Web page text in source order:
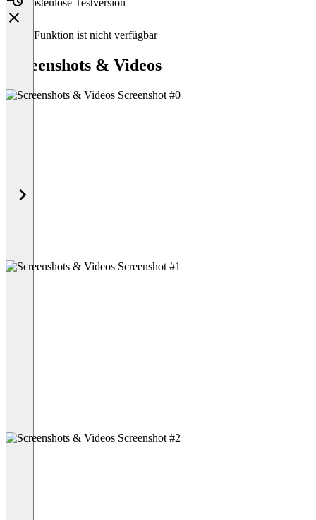
Kostenlose Testversion
Diese Funktion ist nicht verfügbar
Screenshots & Videos